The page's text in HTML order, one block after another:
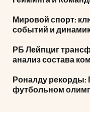
Мировой спорт:
событий и
РБ Лейпциг
анализ состава
Роналду рекорды:
футбольном